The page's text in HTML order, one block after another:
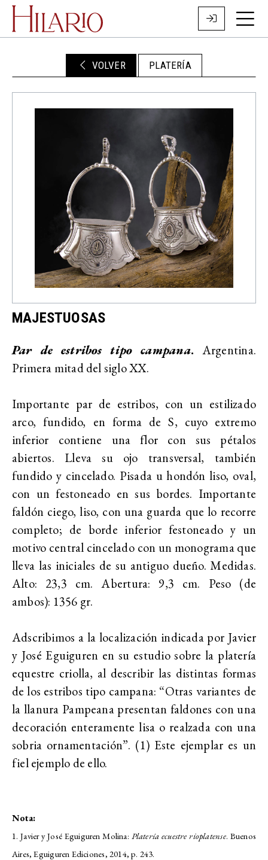
VOLVER PLATERÍA
MAJESTUOSAS
Par de estribos tipo campana. Argentina.
Primera mitad del siglo XX.
Importante par de estribos, con un estilizado
arco, fundido, en forma de S, cuyo extremo
inferior contiene una flor con sus pétalos
abiertos. Lleva su ojo transversal, también
fundido y cincelado. Pisada u hondón liso, oval,
con un festoneado en sus bordes. Importante
faldón ciego, liso, con una guarda que lo recorre
completo; de borde inferior festoneado y un
motivo central cincelado con un monograma que
lleva las iniciales de su antiguo dueño. Medidas.
Alto: 23,3 cm. Abertura: 9,3 cm. Peso (de
ambos): 1356 gr.
Adscribimos a la localización indicada por Javier
y José Eguiguren en su estudio sobre la platería
equestre criolla, al describir las distintas formas
de los estribos tipo campana: “Otras variantes de
la llanura Pampeana presentan faldones con una
decoración enteramente lisa o realzada con una
sobria ornamentación”. (1) Este ejemplar es un
fiel ejemplo de ello.
Nota:
1. Javier y José Eguiguren Molina: Platería ecuestre rioplatense. Buenos
Aires, Eguiguren Ediciones, 2014, p. 243.